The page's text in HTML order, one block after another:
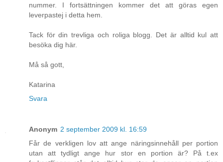
nummer. I fortsättningen kommer det att göras egen
leverpastej i detta hem.
Tack för din trevliga och roliga blogg. Det är alltid kul att
besöka dig här.
Må så gott,
Katarina
Svara
Anonym 2 september 2009 kl. 16:59
Får de verkligen lov att ange näringsinnehåll per portion
utan att tydligt ange hur stor en portion är? På t.ex